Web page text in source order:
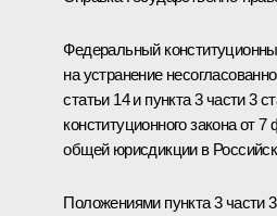
Федеральный
на устранение
статьи 14 и пункта 3 части 3
конституционного закона от
общей юрисдикции в
Положениями пункта 3 части